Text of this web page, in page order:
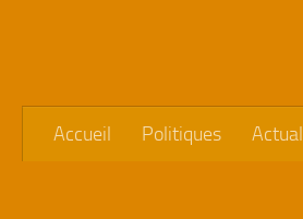
Accueil Politiques